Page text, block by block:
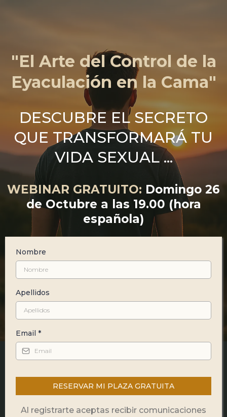
"El Arte del Control de la
Eyaculación en la Cama"
DESCUBRE EL SECRETO
QUE TRANSFORMARÁ TU
VIDA SEXUAL ...
WEBINAR GRATUITO: Domingo 26
de Octubre a las 19.00 (hora
española)
Nombre
Apellidos
Email *
RESERVAR MI PLAZA GRATUITA
Al registrarte aceptas recibir comunicaciones